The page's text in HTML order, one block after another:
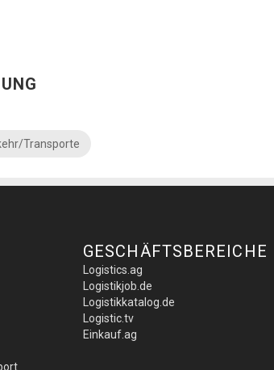
Transporte
GESCHÄFTSBEREICHE
Logistics.ag
Logistikjob.de
Logistikkatalog.de
Logistic.tv
Einkauf.ag